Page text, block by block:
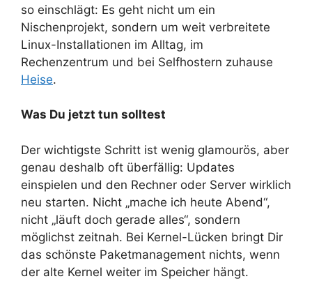
so einschlägt: Es geht nicht um ein
Nischenprojekt, sondern um weit verbreitete
Linux-Installationen im Alltag, im
Rechenzentrum und bei Selfhostern zuhause
Heise.
Was Du jetzt tun solltest
Der wichtigste Schritt ist wenig glamourös, aber
genau deshalb oft überfällig: Updates
einspielen und den Rechner oder Server wirklich
neu starten. Nicht „mache ich heute Abend“,
nicht „läuft doch gerade alles“, sondern
möglichst zeitnah. Bei Kernel-Lücken bringt Dir
das schönste Paketmanagement nichts, wenn
der alte Kernel weiter im Speicher hängt.